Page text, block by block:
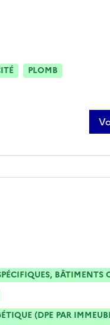
PLOMB
BÂTIMENTS
(DPE PAR